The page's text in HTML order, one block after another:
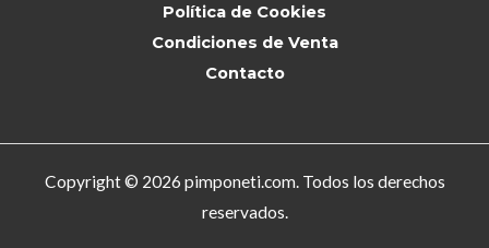
Política de Cookies
Condiciones de Venta
Contacto
Copyright © 2026 pimponeti.com. Todos los derechos
reservados.